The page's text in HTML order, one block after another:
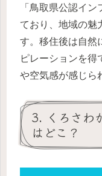
「鳥取県公認イ
ており、地域の魅
す。移住後は自然
ピレーションを得
や空気感が感じら
3. くろさわ
はどこ？